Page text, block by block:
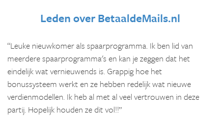
Leden over BetaaldeMails.nl
“Leuke nieuwkomer als spaarprogramma. Ik ben lid van
meerdere spaarprogramma's en kan je zeggen dat het
eindelijk wat vernieuwends is. Grappig hoe het
bonussysteem werkt en ze hebben redelijk wat nieuwe
verdienmodellen. Ik heb al met al veel vertrouwen in deze
partij. Hopelijk houden ze dit vol!!”